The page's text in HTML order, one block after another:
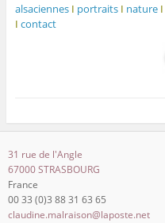
alsaciennes I portraits I nature I
I contact
31 rue de l'Angle
67000 STRASBOURG
France
00 33 (0)3 88 31 63 65
claudine.malraison@laposte.net